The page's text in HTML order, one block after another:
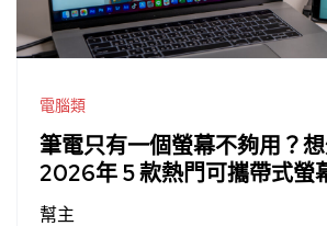
電腦類
筆電只有一個螢幕不夠用？
2026年 5 款熱門可攜帶式螢
幫主